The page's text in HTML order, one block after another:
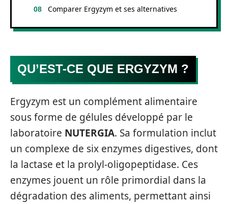
Comparer Ergyzym et ses alternatives
QU’EST-CE QUE ERGYZYM ?
Ergyzym est un complément alimentaire
sous forme de gélules développé par le
laboratoire NUTERGIA. Sa formulation inclut
un complexe de six enzymes digestives, dont
la lactase et la prolyl-oligopeptidase. Ces
enzymes jouent un rôle primordial dans la
dégradation des aliments, permettant ainsi